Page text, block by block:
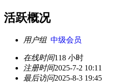
活跃概况
用户组 中级会员
在线时间118 小时
注册时间2025-7-2 10:11
最后访问2025-8-3 19:45